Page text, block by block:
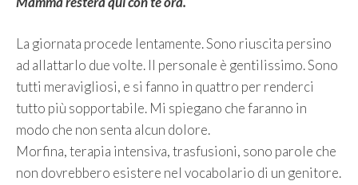
La giornata procede lentamente. Sono riuscita persino
ad allattarlo due volte. Il personale è gentilissimo. Sono
tutti meravigliosi, e si fanno in quattro per renderci
tutto più sopportabile. Mi spiegano che faranno in
modo che non senta alcun dolore.
Morfina, terapia intensiva, trasfusioni, sono parole che
non dovrebbero esistere nel vocabolario di un genitore.